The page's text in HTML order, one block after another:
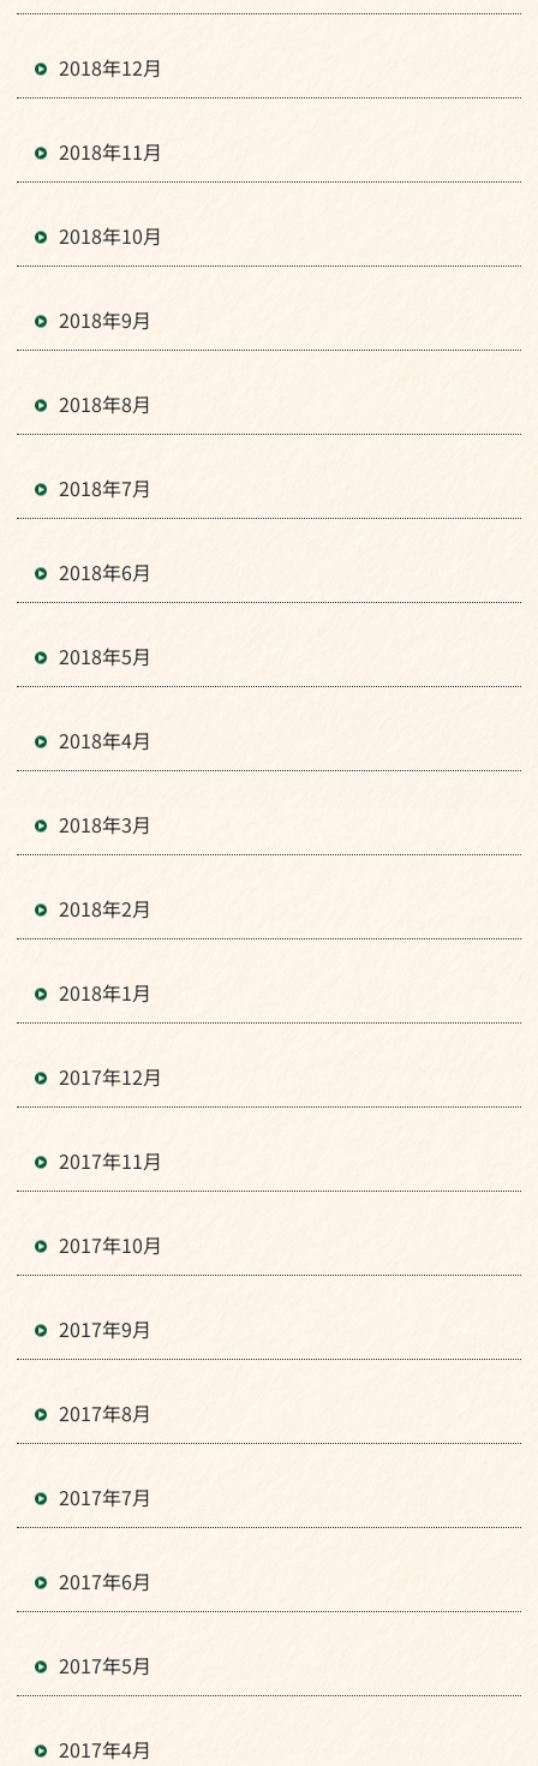
2018年12月
2018年11月
2018年10月
2018年9月
2018年8月
2018年7月
2018年6月
2018年5月
2018年4月
2018年3月
2018年2月
2018年1月
2017年12月
2017年11月
2017年10月
2017年9月
2017年8月
2017年7月
2017年6月
2017年5月
2017年4月